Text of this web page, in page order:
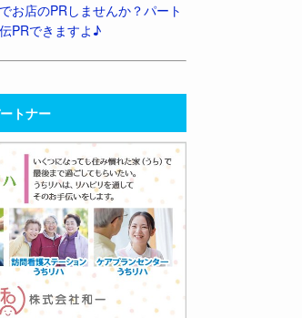
お店のPRしませんか？パート
PRできますよ♪
トナー